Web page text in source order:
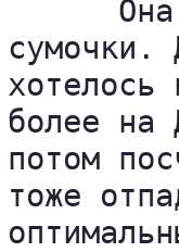
сумочки.
более на
потом
тоже